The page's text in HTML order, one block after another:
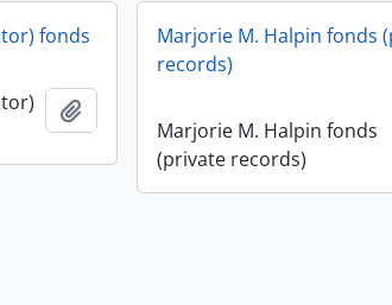
fonds
Marjorie M. Halpin fonds
records)
Marjorie M. Halpin fonds
(private records)